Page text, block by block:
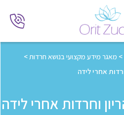
> מאגר מידע מקצועי בנושא חרדות>
אחרי לידה
וחרדות אחרי לידה